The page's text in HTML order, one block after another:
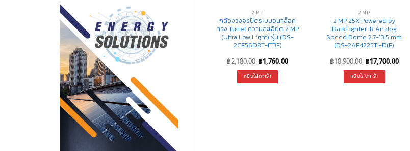
2 MP
กล้องวงจรปิดระบบอนาล็อค
ทรง Turret ความละเอียด 2 MP
(Ultra Low Light) รุ่น (DS-
2CE56D8T-IT3F)
฿2,180.00 Original
price
was:
฿2,180.00.
฿1,760.00Current
หยิบใส่ตะกร้า
2 MP
2 MP 25X Powered by
DarkFighter IR Analog
Speed Dome 2.7-13.5 mm
(DS-2AE4225TI-D(E)
฿18,900.00 Original
price
was:
฿18,900.00.
฿17,700.00
หยิบใส่ตะกร้า
กล้องวงจรปิดระบบอนาล็อค
ทรงโดม/Dome ความละเอียด 2
MP (Ultra Low Light) รุ่น (DS-
2CE56D8T-VPITF)
Original
price
฿2,180.00.
1,760.00Current
price
is:
฿1,760.00.
2 MP
กล้องวงจรปิดระบบอนาล็อค
ทรงกระบอก/Bullet ความ
ละเอียด 2 MP (Ultra-Low
Light) (POC) รุ่น (DS-
2CE16D8T-(A)IT3ZE)
฿3,840.00